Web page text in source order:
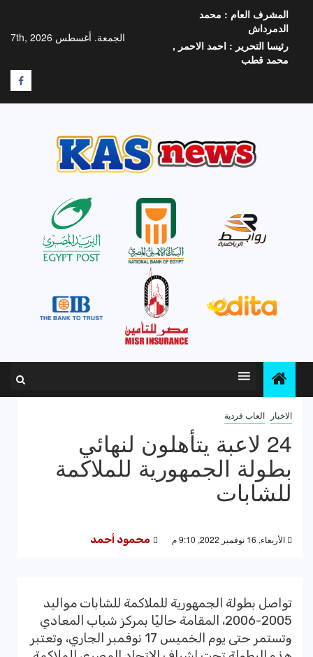
المحتوى
الجمعة. أغسطس 7th, 2026
المشرف العام : محمد
الدمرداش
رئيسا التحرير : احمد الاحمر ,
محمد قطب
F
الاخبار العاب فردية
24 لاعبة يتأهلون لنهائي
بطولة الجمهورية للملاكمة
للشابات
الأربعاء, 16 نوفمبر 2022, 9:10 م محمود أحمد
تواصل بطولة الجمهورية للملاكمة للشابات مواليد
2005-2006، المقامة حاليًا بمركز شباب المعادي
وتستمر حتى يوم الخميس 17 نوفمبر الجاري، وتعتبر